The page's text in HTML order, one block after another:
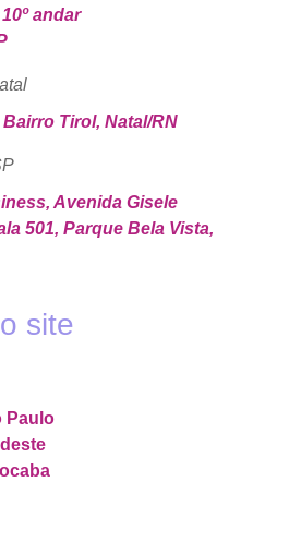
andar
Tirol, Natal/RN
Avenida Gisele
501, Parque Bela Vista,
site
Paulo